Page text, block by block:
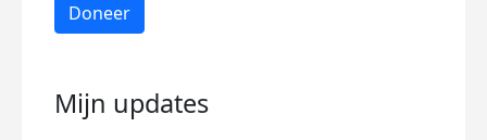
Doneer
Mijn updates